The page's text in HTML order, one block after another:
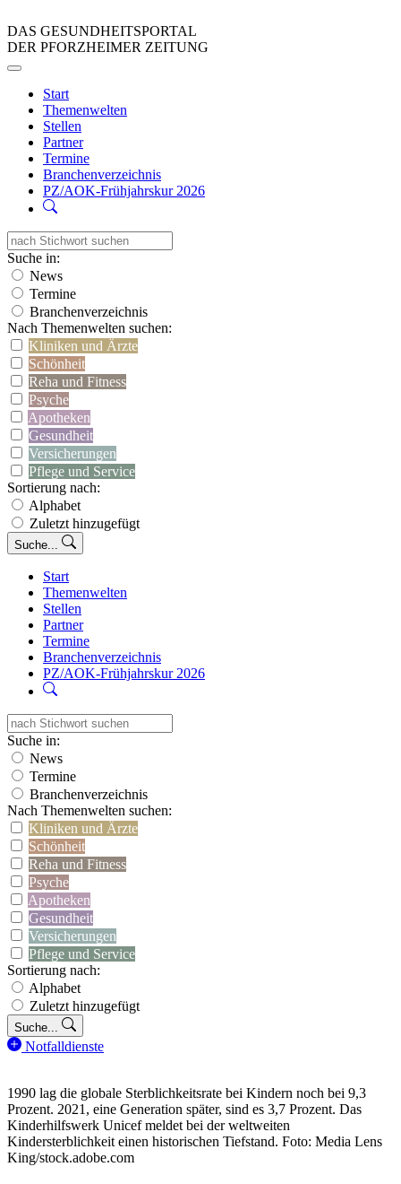
DAS GESUNDHEITSPORTAL
DER PFORZHEIMER ZEITUNG
Start
Themenwelten
Stellen
Partner
Termine
Branchenverzeichnis
PZ/AOK-Frühjahrskur 2026
Suche in:
News
Termine
Branchenverzeichnis
Nach Themenwelten suchen:
Kliniken und Ärzte
Schönheit
Reha und Fitness
Psyche
Apotheken
Gesundheit
Versicherungen
Pflege und Service
Sortierung nach:
Alphabet
Zuletzt hinzugefügt
Suche...
Start
Themenwelten
Stellen
Partner
Termine
Branchenverzeichnis
PZ/AOK-Frühjahrskur 2026
Suche in:
News
Termine
Branchenverzeichnis
Nach Themenwelten suchen:
Kliniken und Ärzte
Schönheit
Reha und Fitness
Psyche
Apotheken
Gesundheit
Versicherungen
Pflege und Service
Sortierung nach:
Alphabet
Zuletzt hinzugefügt
Suche...
Notfalldienste
1990 lag die globale Sterblichkeitsrate bei Kindern noch bei 9,3
Prozent. 2021, eine Generation später, sind es 3,7 Prozent. Das
Kinderhilfswerk Unicef meldet bei der weltweiten
Kindersterblichkeit einen historischen Tiefstand. Foto: Media Lens
King/stock.adobe.com